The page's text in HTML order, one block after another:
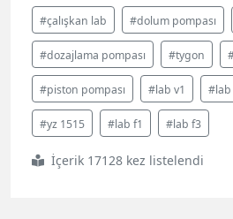
#çalışkan lab #dolum pompası
#dozajlama pompası #tygon
#piston pompası #lab v1 #lab
#yz 1515 #lab f1 #lab f3
İçerik 17128 kez listelendi